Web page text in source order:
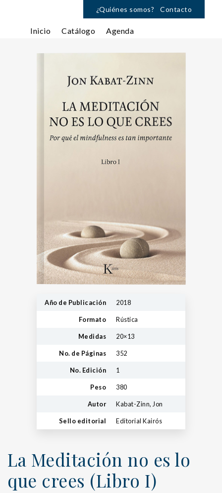
¿Quiénes somos? Contacto
Inicio Catálogo Agenda
Año de Publicación 2018
Formato Rústica
Medidas 20×13
No. de Páginas 352
No. Edición 1
Peso 380
Autor Kabat-Zinn, Jon
Sello editorial Editorial Kairós
La Meditación no es lo
que crees (Libro I)